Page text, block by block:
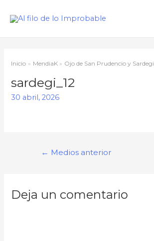
Inicio MendiaK Ojo de San Prudencio y Sardegi
sardegi_12
30 abril, 2026
Navegación
← Medios anterior
Deja un comentario